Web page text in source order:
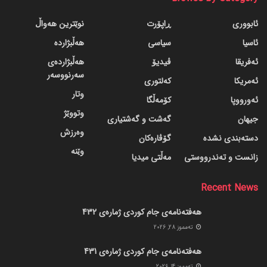
ئابووری
ئاسیا
ئەفریقا
ئەمریکا
ئەورووپا
جیهان
دسته‌بندی نشده
زانست و تەندرووستی
ڕاپۆرت
سیاسی
ڤیدیۆ
کەلتوری
کۆمەڵگا
گه‌شت و گه‌شتیاری
گۆڤاره‌کان
مەڵتی میدیا
نوێترین هەواڵ
هەڵبژاردە
هەڵبژاردەی
سەرنووسەر
وتار
وتووێژ
وەرزش
وێنە
Recent News
هەفتەنامەی جام کوردی ژمارەی 432
ته‌مموز 28, 2026
هەفتەنامەی جام کوردی ژمارەی 431